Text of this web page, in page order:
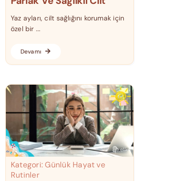
Yaz ayları, cilt sağlığını korumak için
özel bir ...
Devamı
Kategori:Günlük Hayat ve
Rutinler